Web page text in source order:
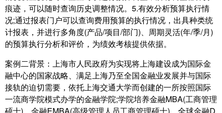
痕迹，可以随时查询历史调整情况。5.有效分析预算执行情
况;通过报表门户可以查询费用预算的执行情况，出具种类统
计报表，并进行多角度(产品/项目/部门)、周期灵活(年/季/月)
的预算执行分析和评价，为绩效考核提供依据。
案例二背景：上海市人民政府为实现将上海建设成为国际金
融中心的国家战略、满足上海乃至全国金融业发展并与国际
接轨的迫切需要，依托上海交通大学而创建的一所按照国际
一流商学院模式办学的金融学院;学院培养金融MBA(工商管理